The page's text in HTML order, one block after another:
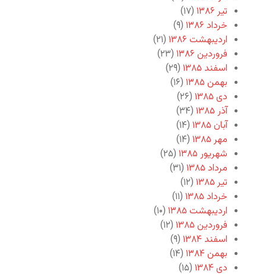
تیر ۱۳۸۶
(۱۷)
خرداد ۱۳۸۶
(۹)
اردیبهشت ۱۳۸۶
(۲۱)
فروردین ۱۳۸۶
(۲۳)
اسفند ۱۳۸۵
(۲۹)
بهمن ۱۳۸۵
(۱۶)
دی ۱۳۸۵
(۲۶)
آذر ۱۳۸۵
(۳۴)
آبان ۱۳۸۵
(۱۴)
مهر ۱۳۸۵
(۱۴)
شهریور ۱۳۸۵
(۲۵)
مرداد ۱۳۸۵
(۳۱)
تیر ۱۳۸۵
(۱۲)
خرداد ۱۳۸۵
(۱۱)
اردیبهشت ۱۳۸۵
(۱۰)
فروردین ۱۳۸۵
(۱۲)
اسفند ۱۳۸۴
(۹)
بهمن ۱۳۸۴
(۱۴)
دی ۱۳۸۴
(۱۵)